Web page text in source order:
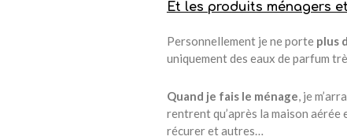
Et les produits ménagers
Personnellement je ne porte plus
uniquement des eaux de parfum
Quand je fais le ménage, je
rentrent qu’après la maison
récurer et autres…